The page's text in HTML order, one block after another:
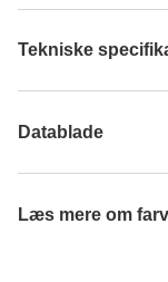
Tekniske
Datablade
Læs mere om